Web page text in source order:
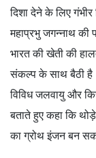
दिशा देने के लिए
महाप्रभु जगन्नाथ की
भारत की खेती की
संकल्प के साथ बैठी है।
विविध जलवायु और
बताते हुए कहा कि
का ग्रोथ इंजन बन